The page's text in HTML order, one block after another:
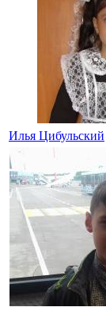
Илья Цибульский